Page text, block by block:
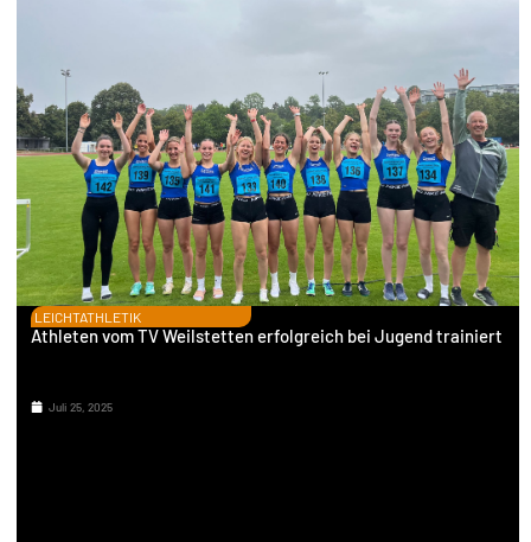
LEICHTATHLETIK
Athleten vom TV Weilstetten erfolgreich bei Jugend trainiert
Juli 25, 2025